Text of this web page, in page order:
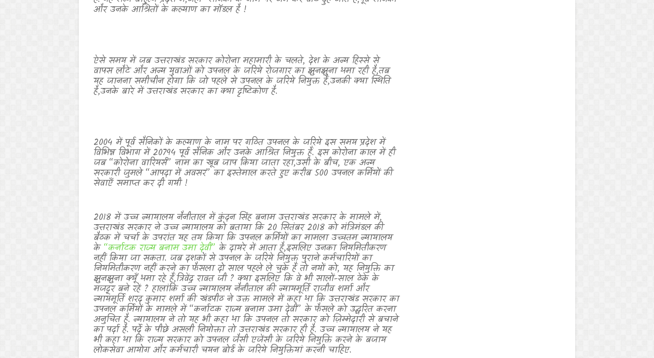
और उनके आश्रितों के कल्याण का मॉडल है !
ऐसे समय में जब उत्तराखंड सरकार कोरोना महामारी के चलते, देश के अन्य हिस्से से
वापस लौटे और अन्य युवाओं को उपनल के जरिये रोजगार का झुनझुना थमा रही है,तब
यह जानना समीचीन होगा कि जो पहले से उपनल के जरिये नियुक्त हैं,उनकी क्या स्थिति
है,उनके बारे में उत्तराखंड सरकार का क्या दृष्टिकोण है.
2004 में पूर्व सैनिकों के कल्याण के नाम पर गठित उपनल के जरिये इस समय प्रदेश में
विभिन्न विभाग में 20794 पूर्व सैनिक और उनके आश्रितनियुक्त हैं. इस कोरोना काल में ही
जब “कोरोना वारियर्स” नाम का खूब जाप किया जाता रहा,उसी के बीच, एक अन्य
सरकारी जुमले “आपदा में अवसर” का इस्तेमाल करते हुए करीब 500 उपनल कर्मियों की
सेवाएँ समाप्त कर दी गयी !
2018 में उच्च न्यायालय नैनीताल में कुंदन सिंह बनाम उत्तराखंड सरकार केमामले में,
उत्तराखंड सरकार ने उच्च न्यायालय को बताया कि 20 सितंबर 2018 को मंत्रिमंडल की
बैठक में चर्चा के उपरांत यह तय किया कि उपनल कर्मियों का मामला उच्चतम न्यायालय
के “कर्नाटक राज्य बनाम उमा देवी” के दायरे में आता है,इसलिए उनका नियमितीकरण
नहीं किया जा सकता. जब दशकों से उपनल के जरिये नियुक्त पुराने कर्मचारियों का
नियमितीकरण नहीं करने का फैसला दो साल पहले ले चुके हैं तो नयों को, यह नियुक्ति का
झुनझुना क्यूँ थमा रहे हैं,त्रिवेंद्र रावत जी ? क्या इसलिए कि वे भी सालों-साल ठेके के
मजदूर बने रहें ? हालांकि उच्च न्यायालय नैनीताल की न्यायमूर्ति राजीव शर्मा और
न्यायमूर्ति शरद कुमार शर्मा की खंडपीठ ने उक्त मामले में कहा था कि उत्तराखंड सरकार का
उपनल कर्मियों के मामले में “कर्नाटक राज्य बनाम उमा देवी” के फैसले को उद्धरित करना
अनुचित है. न्यायालय ने तो यह भी कहा था कि उपनल तो सरकार को ज़िम्मेदारी से बचाने
का पर्दा है. पर्दे के पीछे असली नियोक्ता तो उत्तराखंड सरकार ही है. उच्च न्यायालय ने यह
भी कहा था कि राज्य सरकार को उपनल जैसी एजेंसी के जरिये नियुक्ति करने के बजाय
लोकसेवा आयोग और कर्मचारी चयन बोर्ड के जरिये नियुक्तियां करनी चाहिए.